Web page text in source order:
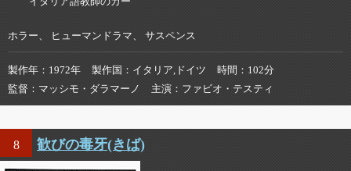
ホラー、 ヒューマンドラマ、 サスペンス
製作年 1972年 製作国 イタリア,ドイツ 時間
102分
監督
マッシモ・ダラマーノ 主演 ファビオ・テスティ
8 歓びの毒牙(きば)